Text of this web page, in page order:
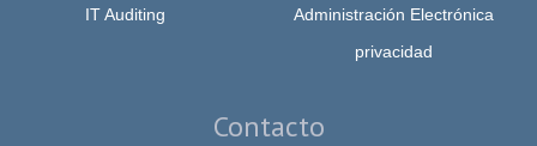
IT Auditing
Administración Electrónica
privacidad
Contacto